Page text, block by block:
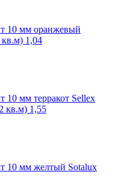
10 мм оранжевый
1,04
10 мм терракот Sellex
кв.м) 1,55
10 мм желтый Sotalux